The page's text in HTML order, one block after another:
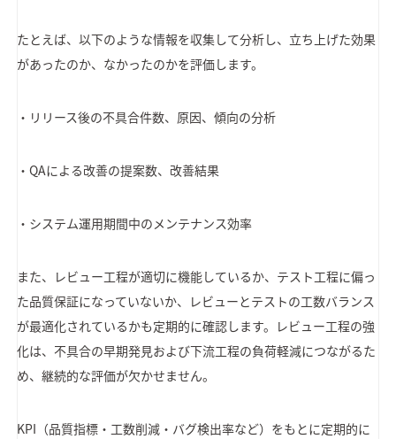
たとえば、以下のような情報を収集して分析し、立ち上げた効果
があったのか、なかったのかを評価します。
・リリース後の不具合件数、原因、傾向の分析
・QAによる改善の提案数、改善結果
・システム運用期間中のメンテナンス効率
また、レビュー工程が適切に機能しているか、テスト工程に偏っ
た品質保証になっていないか、レビューとテストの工数バランス
が最適化されているかも定期的に確認します。レビュー工程の強
化は、不具合の早期発見および下流工程の負荷軽減につながるた
め、継続的な評価が欠かせません。
KPI（品質指標・工数削減・バグ検出率など）をもとに定期的に